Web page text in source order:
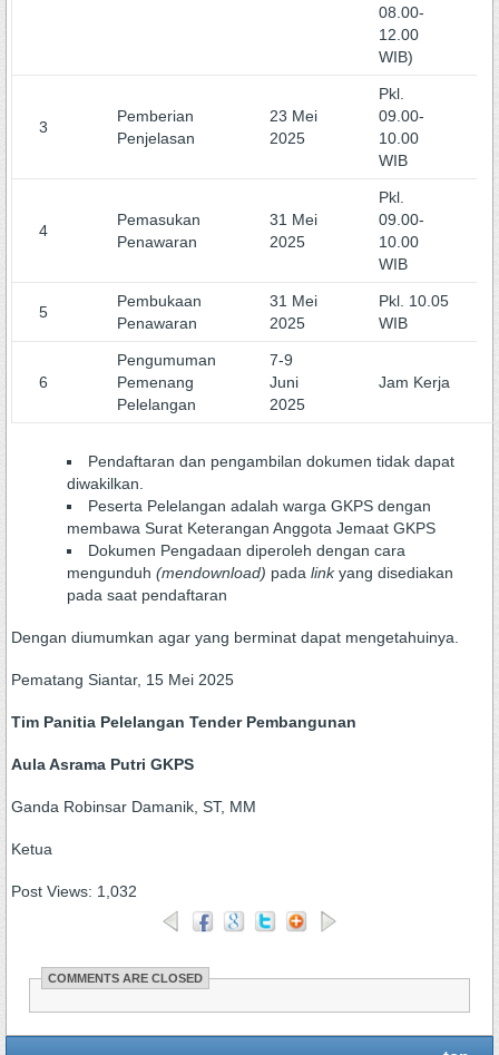
08.00-
12.00
WIB)
3
Pemberian
Penjelasan
23 Mei
2025
Pkl.
09.00-
10.00
WIB
4
Pemasukan
Penawaran
31 Mei
2025
Pkl.
09.00-
10.00
WIB
5
Pembukaan
Penawaran
31 Mei
2025
Pkl. 10.05
WIB
6
Pengumuman
Pemenang
Pelelangan
7-9
Juni
2025
Jam Kerja
Pendaftaran dan pengambilan dokumen tidak dapat
diwakilkan.
Peserta Pelelangan adalah warga GKPS dengan
membawa Surat Keterangan Anggota Jemaat GKPS
Dokumen Pengadaan diperoleh dengan cara
mengunduh (mendownload) pada linkyang disediakan
pada saat pendaftaran
Dengan diumumkan agar yang berminat dapat mengetahuinya.
Pematang Siantar, 15 Mei 2025
Tim Panitia Pelelangan Tender Pembangunan
Aula Asrama Putri GKPS
Ganda Robinsar Damanik, ST, MM
Ketua
Post Views: 1,032
COMMENTS ARE CLOSED